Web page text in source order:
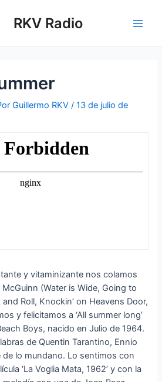
RKV Radio
Guillermo RKV/13 de julio de
y vitaminizante nos colamos
(Water is Wide, Going to
Roll, Knockin’ on Heavens Door,
y felicitamos a ‘All summer long’
Boys, nacido en Julio de 1964.
de Quentin Tarantino, Ennio
lo mundano. Lo sentimos con
‘La Voglia Mata, 1962’ y con la